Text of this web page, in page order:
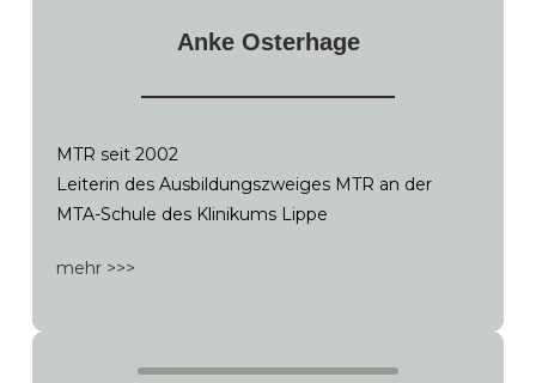
Anke Osterhage
MTR seit 2002
Leiterin des Ausbildungszweiges MTR an der
MTA-Schule des Klinikums Lippe
mehr >>>